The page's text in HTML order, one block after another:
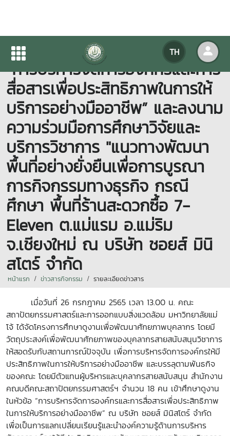
TH
กิจกรรมการศึกษาดูงาน ในหัวข้อ
“การบริหารจัดการองค์กรและการ
สื่อสารเพื่อประสิทธิภาพในการให้
บริการอย่างมืออาชีพ” และลงนาม
ความร่วมมือการศึกษาวิจัยและ
บริการวิชาการ "แนวทางพัฒนา
พื้นที่อย่างยั่งยืนเพื่อการบูรณา
การกิจกรรมทางธุรกิจ กรณี
ศึกษา พื้นที่ร้านสะดวกซื้อ 7-
Eleven ต.แม่แรม อ.แม่ริม
จ.เชียงใหม่ ณ บริษัท ชอยส์ มินิ
สโตร์ จำกัด
หน้าแรก ข่าวสารกิจกรรม รายละเอียดข่าวสาร
เมื่อวันที่ 26 กรกฎาคม 2565 เวลา 13.00 น. คณะ
สถาปัตยกรรมศาสตร์และการออกแบบสิ่งแวดล้อม มหาวิทยาลัยแม่
โจ้ ได้จัดโครงการศึกษาดูงานเพื่อพัฒนาศักยภาพบุคลากร โดยมี
วัตถุประสงค์เพื่อพัฒนาศักยภาพของบุคลากรสายสนับสนุนวิชาการ
ให้สอดรับกับสถานการณ์ปัจจุบัน เพื่อการบริหารจัดการองค์กรให้มี
ประสิทธิภาพในการให้บริการอย่างมืออาชีพ และบรรลุตามพันธกิจ
ของคณะ โดยมีตัวแทนผู้บริหารและบุคลากรสายสนับสนุน สำนักงาน
คณบดีคณะสถาปัตยกรรมศาสตร์ฯ จำนวน 18 คน เข้าศึกษาดูงาน
ในหัวข้อ “การบริหารจัดการองค์กรและการสื่อสารเพื่อประสิทธิภาพ
ในการให้บริการอย่างมืออาชีพ” ณ บริษัท ชอยส์ มินิสโตร์ จำกัด
เพื่อเป็นการแลกเปลี่ยนเรียนรู้และนำองค์ความรู้ด้านการบริหาร